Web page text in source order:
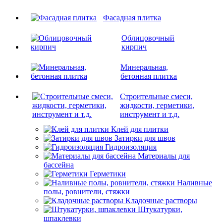
Фасадная плитка
Облицовочный
кирпич
Минеральная,
бетонная плитка
Строительные смеси,
жидкости, герметики,
инструмент и т.д.
Клей для плитки
Затирки для швов
Гидроизоляция
Материалы для
бассейна
Герметики
Наливные
полы, ровнители, стяжки
Кладочные растворы
Штукатурки,
шпаклевки